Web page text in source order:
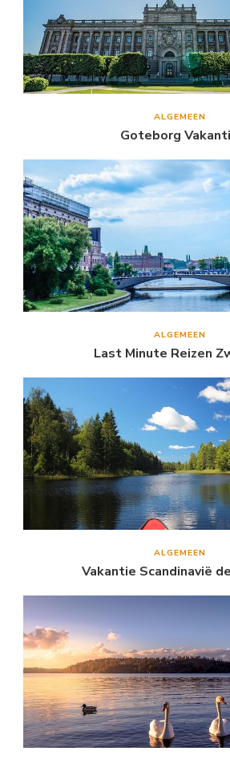
ALGEMEEN
Goteborg
ALGEMEEN
Last Minute Reizen
ALGEMEEN
Vakantie Scandinavië